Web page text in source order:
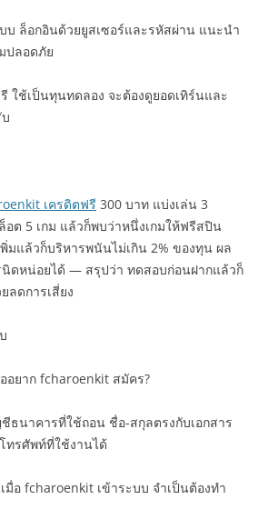
บ ล็อกอินด้วยยูสเซอร์และรหัสผ่าน แนะนำ
ปลอดภัย
ใช้เป็นทุนทดลอง จะต้องดูยอดเทิร์นและ
เครดิตฟรี 300 บาท แบ่งเล่น 3
ต 5 เกม แล้วก็พบว่าหนึ่งเกมให้ฟรีสปิน
พิ่มแล้วก็บริหารพนันไม่เกิน 2% ของทุน ผล
นิดหน่อยได้ — สรุปว่า ทดสอบก่อนฝากแล้วก็
ลดการเสี่ยง
อยาก fcharoenkit สมัคร?
นาคารที่ใช้ถอน ชื่อ-สกุลตรงกับเอกสาร
ทรศัพท์ที่ใช้งานได้
มื่อ fcharoenkit เข้าระบบ จำเป็นต้องทำ